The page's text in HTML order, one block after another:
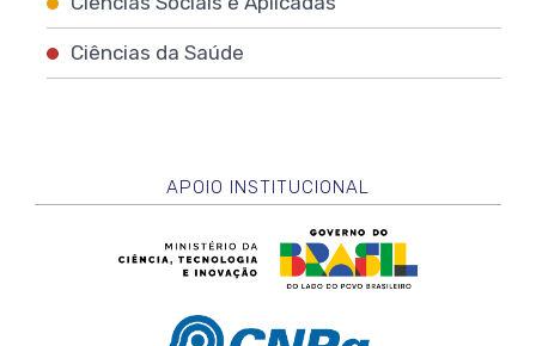
Ciências da Saúde
APOIO INSTITUCIONAL